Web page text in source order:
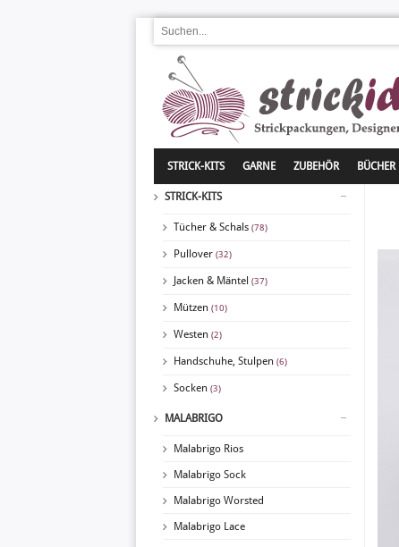
STRICK-KITS GARNE ZUBEHÖR BÜCHER
STRICK-KITS
Tücher & Schals (78)
Pullover (32)
Jacken & Mäntel (37)
Mützen (10)
Westen (2)
Handschuhe, Stulpen (6)
Socken (3)
MALABRIGO
Malabrigo Rios
Malabrigo Sock
Malabrigo Worsted
Malabrigo Lace